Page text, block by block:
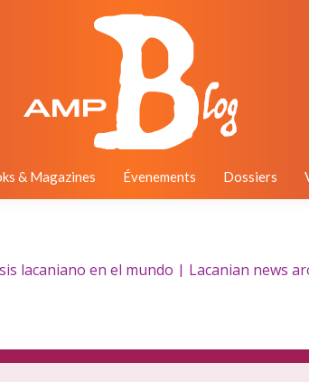
& Magazines Évenements Dossiers
en el mundo | Lacanian news